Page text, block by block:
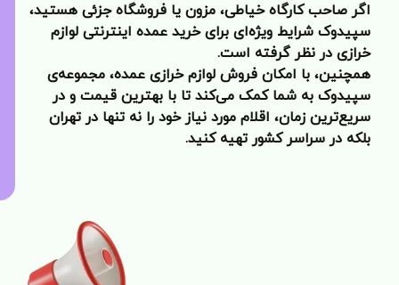
اگر صاحب کارگاه خیاطی، مزون یا فروشگاه جزئی هستید،
سپیدوک شرایط ویژه‌ای برای خرید عمده اینترنتی لوازم
خرازی در نظر گرفته است.
همچنین، با امکان فروش لوازم خرازی عمده، مجموعه‌ی
سپیدوک به شما کمک می‌کند تا با بهترین قیمت و در
سریع‌ترین زمان، اقلام مورد نیاز خود را نه تنها در تهران
بلکه در سراسر کشور تهیه کنید.